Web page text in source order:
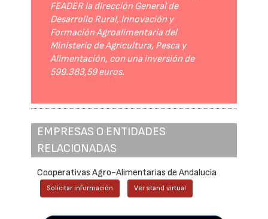
FEADER la dirección General de
Desarrollo Rural, Innovación y
Formación Agroalimentaria del
Ministerio de Agricultura, Pesca y
Alimentación, con una inversión de
599.383,59 euros.
EMPRESAS O ENTIDADES
RELACIONADAS
Cooperativas Agro-Alimentarias de Andalucía
Solicitar información Ver stand virtual